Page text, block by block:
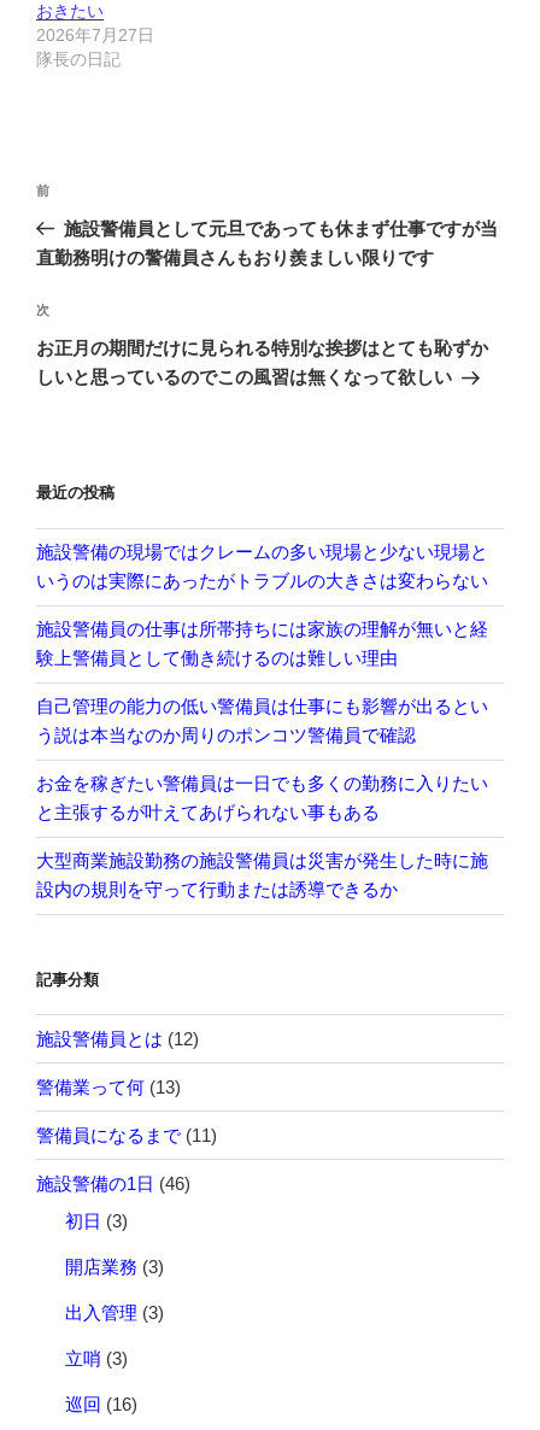
おきたい
2026年7月27日
隊長の日記
投
ナ
ゲ
ー
シ
前
の
投
前
施設警備員として元旦であっても休まず仕事ですが当
直勤務明けの警備員さんもおり羨ましい限りです
次
の
投
次
お正月の期間だけに見られる特別な挨拶はとても恥ずか
しいと思っているのでこの風習は無くなって欲しい
最近の投稿
施設警備の現場ではクレームの多い現場と少ない現場と
いうのは実際にあったがトラブルの大きさは変わらない
施設警備員の仕事は所帯持ちには家族の理解が無いと経
験上警備員として働き続けるのは難しい理由
自己管理の能力の低い警備員は仕事にも影響が出るとい
う説は本当なのか周りのポンコツ警備員で確認
お金を稼ぎたい警備員は一日でも多くの勤務に入りたい
と主張するが叶えてあげられない事もある
大型商業施設勤務の施設警備員は災害が発生した時に施
設内の規則を守って行動または誘導できるか
記事分類
施設警備員とは (12)
警備業って何 (13)
警備員になるまで (11)
施設警備の1日 (46)
初日 (3)
開店業務 (3)
出入管理 (3)
立哨 (3)
巡回 (16)